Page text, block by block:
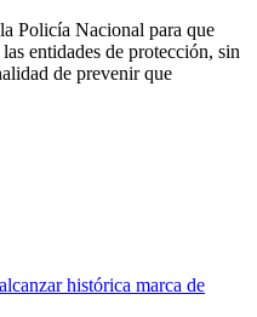
Policía Nacional para que
entidades de protección, sin
de prevenir que
histórica marca de